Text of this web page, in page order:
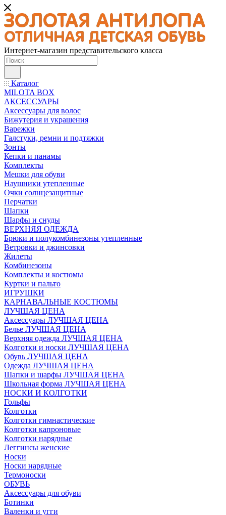
Интернет-магазин представительского класса
Каталог
MILOTA BOX
АКСЕССУАРЫ
Аксессуары для волос
Бижутерия и украшения
Варежки
Галстуки, ремни и подтяжки
Зонты
Кепки и панамы
Комплекты
Мешки для обуви
Наушники утепленные
Очки солнцезащитные
Перчатки
Шапки
Шарфы и снуды
ВЕРХНЯЯ ОДЕЖДА
Брюки и полукомбинезоны утепленные
Ветровки и джинсовки
Жилеты
Комбинезоны
Комплекты и костюмы
Куртки и пальто
ИГРУШКИ
КАРНАВАЛЬНЫЕ КОСТЮМЫ
ЛУЧШАЯ ЦЕНА
Аксессуары ЛУЧШАЯ ЦЕНА
Белье ЛУЧШАЯ ЦЕНА
Верхняя одежда ЛУЧШАЯ ЦЕНА
Колготки и носки ЛУЧШАЯ ЦЕНА
Обувь ЛУЧШАЯ ЦЕНА
Одежда ЛУЧШАЯ ЦЕНА
Шапки и шарфы ЛУЧШАЯ ЦЕНА
Школьная форма ЛУЧШАЯ ЦЕНА
НОСКИ И КОЛГОТКИ
Гольфы
Колготки
Колготки гимнастические
Колготки капроновые
Колготки нарядные
Леггинсы женские
Носки
Носки нарядные
Термоноски
ОБУВЬ
Аксессуары для обуви
Ботинки
Валенки и угги